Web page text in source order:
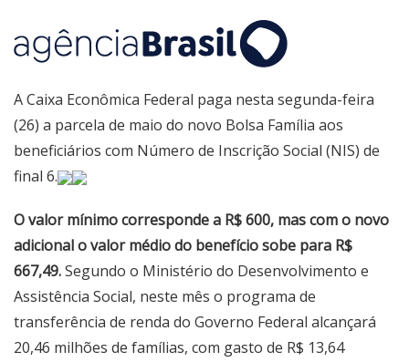
A Caixa Econômica Federal paga nesta segunda-feira
(26) a parcela de maio do novo Bolsa Família aos
beneficiários com Número de Inscrição Social (NIS) de
final 6.
O valor mínimo corresponde a R$ 600, mas com o novo
adicional o valor médio do benefício sobe para R$
667,49.Segundo o Ministério do Desenvolvimento e
Assistência Social, neste mês o programa de
transferência de renda do Governo Federal alcançará
20,46 milhões de famílias, com gasto de R$ 13,64